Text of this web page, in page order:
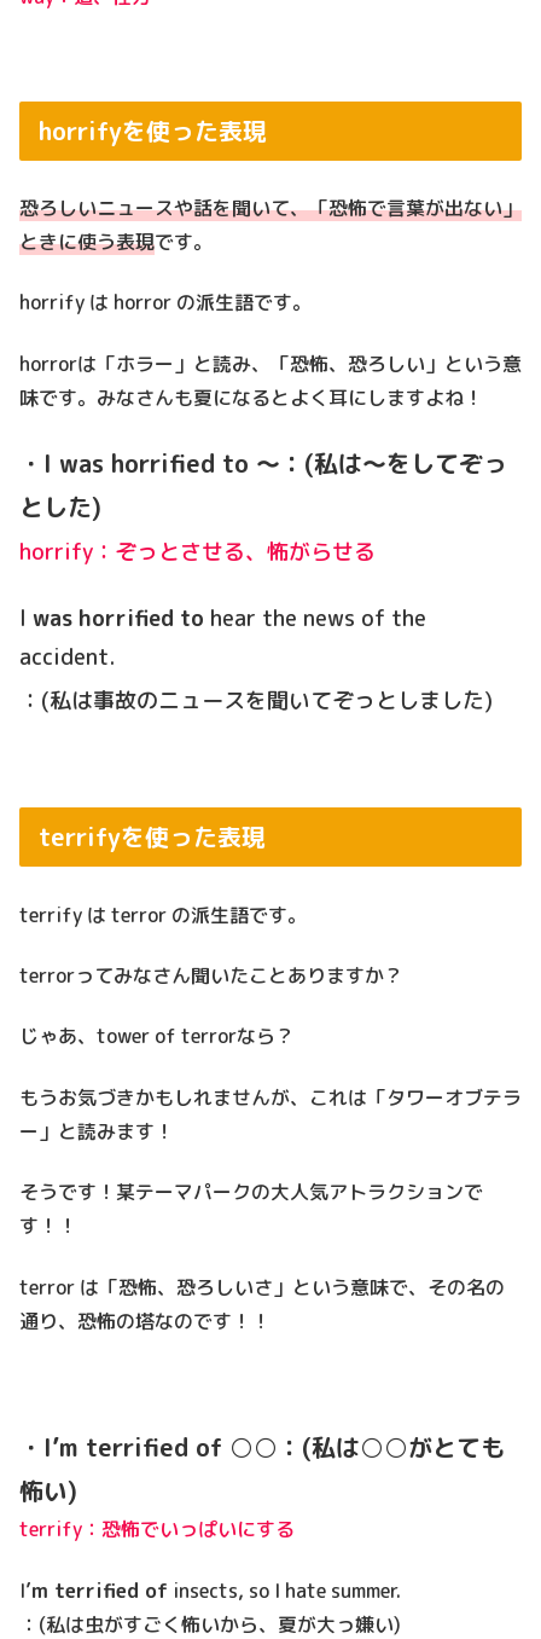
horrifyを使った表現
恐ろしいニュースや話を聞いて、「恐怖で言葉が出ない」
ときに使う表現です。
horrify は horror の派生語です。
horrorは「ホラー」と読み、「恐怖、恐ろしい」という意
味です。みなさんも夏になるとよく耳にしますよね！
・I was horrified to ～：(私は～をしてぞっ
とした)
horrify：ぞっとさせる、怖がらせる
I was horrified to hear the news of the
accident.
：(私は事故のニュースを聞いてぞっとしました)
terrifyを使った表現
terrify は terror の派生語です。
terrorってみなさん聞いたことありますか？
じゃあ、tower of terrorなら？
もうお気づきかもしれませんが、これは「タワーオブテラ
ー」と読みます！
そうです！某テーマパークの大人気アトラクションで
す！！
terror は「恐怖、恐ろしいさ」という意味で、その名の
通り、恐怖の塔なのです！！
・I’m terrified of ○○：(私は○○がとても
怖い)
terrify：恐怖でいっぱいにする
I’m terrified of insects, so I hate summer.
：(私は虫がすごく怖いから、夏が大っ嫌い)